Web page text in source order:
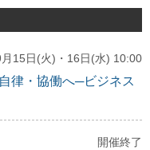
15日(火)・16日(水) 10:00
律・協働へ─ビジネス
開催終了